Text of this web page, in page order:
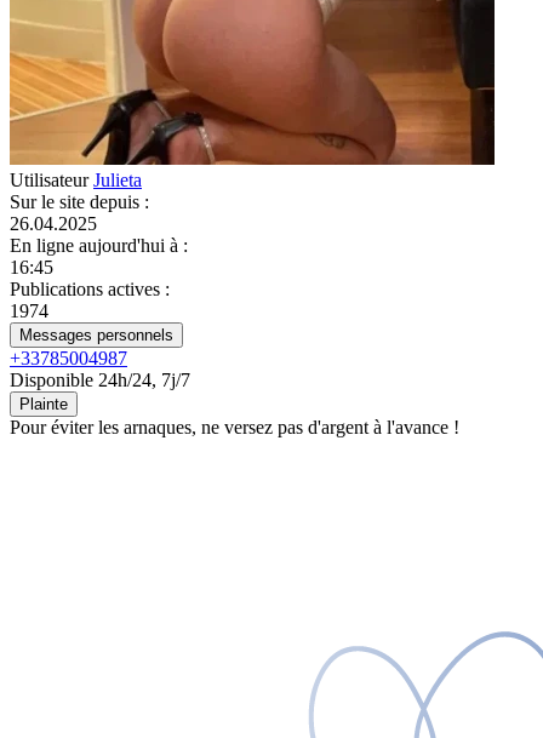
UtilisateurJulieta
Sur le site depuis :
26.04.2025
En ligne aujourd'hui à :
16:45
Publications actives :
1974
Messages personnels
+33785004987
Disponible 24h/24, 7j/7
Plainte
Pour éviter les arnaques, ne versez pas d'argent à l'avance !